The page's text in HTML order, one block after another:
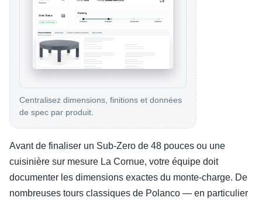
Centralisez dimensions, finitions et données
de spec par produit.
Avant de finaliser un Sub-Zero de 48 pouces ou une
cuisinière sur mesure La Cornue, votre équipe doit
documenter les dimensions exactes du monte-charge. De
nombreuses tours classiques de Polanco — en particulier